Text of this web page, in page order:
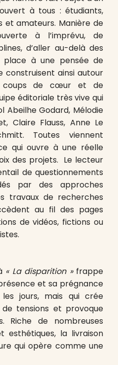
à tous : étudiants,
et amateurs. Manière de
à l’imprévu, de
d’aller au-delà des
place à une pensée de
construisent ainsi autour
coups de cœur et de
éditoriale très vive qui
Abeilhe Godard, Mélodie
Claire Flauss, Anne Le
Toutes viennent
qui ouvre à une réelle
des projets. Le lecteur
de questionnements
par des approches
travaux de recherches
au fil des pages
de vidéos, fictions ou
« La disparition » frappe
et sa prégnance
jours, mais qui crée
tensions et provoque
Riche de nombreuses
esthétiques, la livraison
qui opère comme une